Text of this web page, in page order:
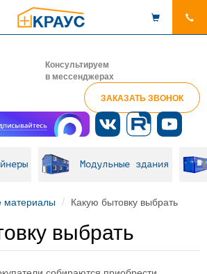
Консультируем
в мессенджерах
ЗАКАЗАТЬ ЗВОНОК
Модульные здания
материалы Какую бытовку выбрать
выбрать